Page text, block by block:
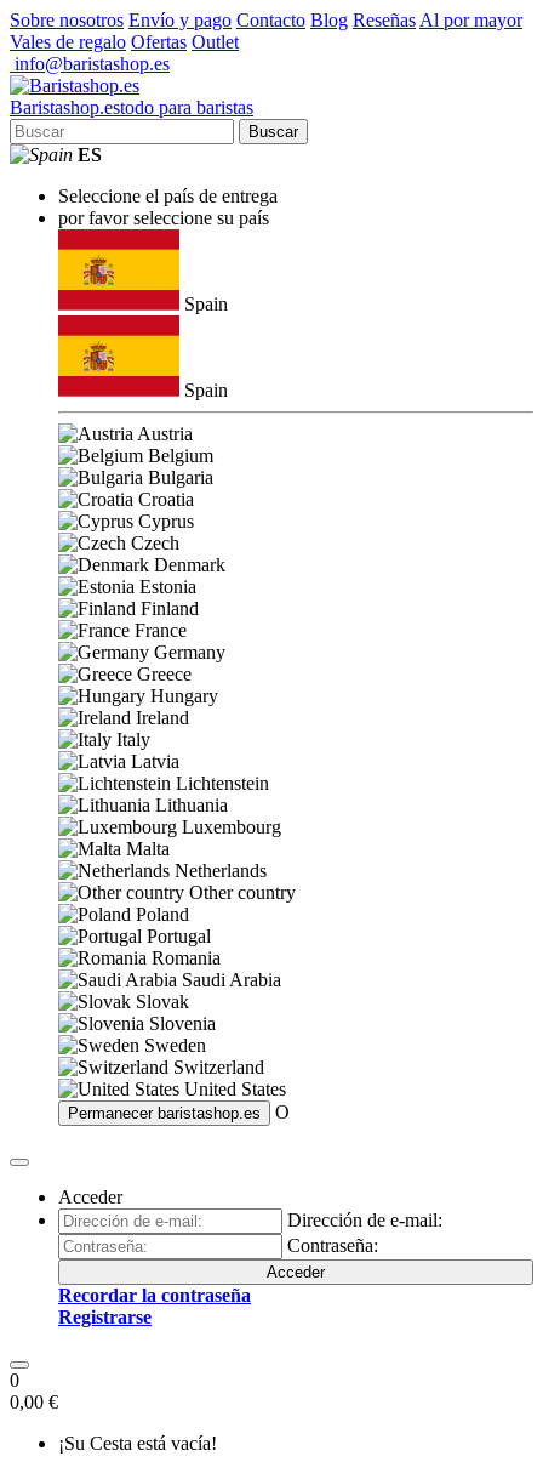
Sobre nosotros Envío y pago Contacto Blog Reseñas Al por mayor
Vales de regalo Ofertas Outlet
info@baristashop.es
Baristashop.estodo para baristas
Buscar
ES
Seleccione el país de entrega
por favor seleccione su país
Spain
Spain
Austria
Belgium
Bulgaria
Croatia
Cyprus
Czech
Denmark
Estonia
Finland
France
Germany
Greece
Hungary
Ireland
Italy
Latvia
Lichtenstein
Lithuania
Luxembourg
Malta
Netherlands
Other country
Poland
Portugal
Romania
Saudi Arabia
Slovak
Slovenia
Sweden
Switzerland
United States
Permanecer baristashop.es O
Acceder
Dirección de e-mail:
Contraseña:
Acceder
Recordar la contraseña
Registrarse
0
0,00 €
¡Su Cesta está vacía!